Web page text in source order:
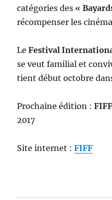
catégories des «
récompenser les
LeFestival
se veut familial et
tient début octobre
Prochaine édition :
2017
Site internet :FIFF